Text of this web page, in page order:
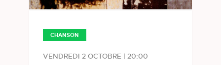
CHANSON
VENDREDI 2 OCTOBRE | 20:00